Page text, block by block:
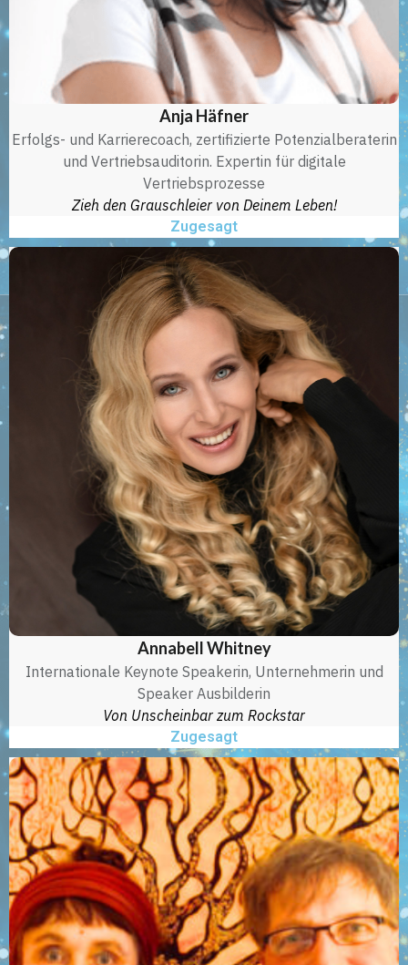
Anja Häfner
Erfolgs- und Karrierecoach, zertifizierte Potenzialberaterin
und Vertriebsauditorin. Expertin für digitale
Vertriebsprozesse
Zieh den Grauschleier von Deinem Leben!
Zugesagt
Annabell Whitney
Internationale Keynote Speakerin, Unternehmerin und
Speaker Ausbilderin
Von Unscheinbar zum Rockstar
Zugesagt